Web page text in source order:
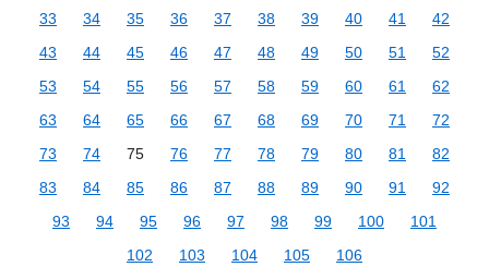
33
34 35 36 37 38 39 40 41
42
43
44 45 46 47 48 49 50 51
52
53
54 55 56 57 58 59 60 61
62
63
64 65 66 67 68 69 70 71
72
73
74 75 76 77 78 79 80 81
82
83
84 85 86 87 88 89 90 91
92
93
94 95 96 97 98 99 100
101
102
103 104 105 106